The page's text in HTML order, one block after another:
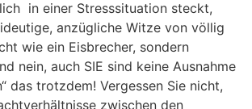
in einer Stresssituation steckt,
anzügliche Witze von völlig
wie ein Eisbrecher, sondern
nein, auch SIE sind keine Ausnahme
das trotzdem! Vergessen Sie nicht,
zwischen den